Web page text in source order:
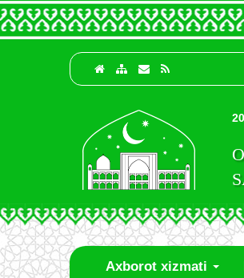
Axborot xizmati